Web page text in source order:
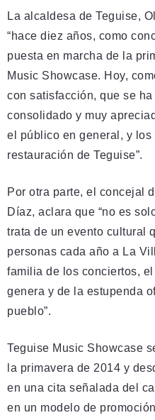
La alcaldesa de Teguise,
“hace diez años, como
puesta en marcha de la
Music Showcase. Hoy,
con satisfacción, que se
consolidado y muy
el público en general, y
restauración de Teguise”.
Por otra parte, el concejal
Díaz, aclara que “no es
trata de un evento cultural
personas cada año a La
familia de los conciertos,
genera y de la estupenda
pueblo”.
Teguise Music Showcase
la primavera de 2014 y
en una cita señalada del
en un modelo de